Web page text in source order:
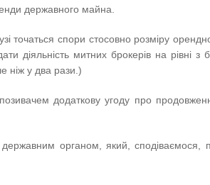
державного майна.
точаться спори стосовно розміру
митних брокерів на рівні з
ніж у два рази.)
додаткову угоду про
органом, який, сподіваємося,